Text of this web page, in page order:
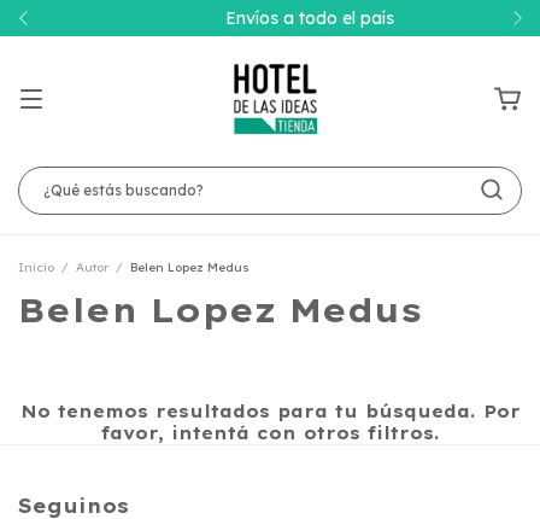
Envíos a todo el país
Inicio / Autor / Belen Lopez Medus
Belen Lopez Medus
No tenemos resultados para tu búsqueda. Por
favor, intentá con otros filtros.
Seguinos